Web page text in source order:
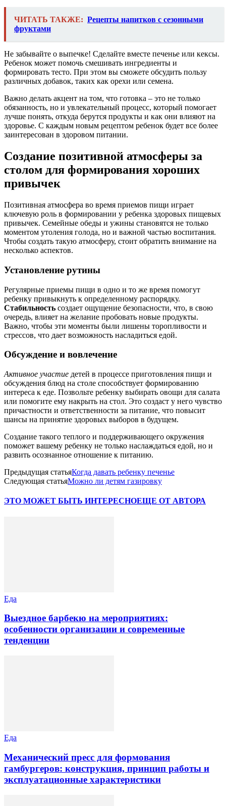
ЧИТАТЬ ТАКЖЕ: Рецепты напитков с сезонными
фруктами
Не забывайте о выпечке! Сделайте вместе печенье или кексы.
Ребенок может помочь смешивать ингредиенты и
формировать тесто. При этом вы сможете обсудить пользу
различных добавок, таких как орехи или семена.
Важно делать акцент на том, что готовка – это не только
обязанность, но и увлекательный процесс, который помогает
лучше понять, откуда берутся продукты и как они влияют на
здоровье. С каждым новым рецептом ребенок будет все более
заинтересован в здоровом питании.
Создание позитивной атмосферы за
столом для формирования хороших
привычек
Позитивная атмосфера во время приемов пищи играет
ключевую роль в формировании у ребенка здоровых пищевых
привычек. Семейные обеды и ужины становятся не только
моментом утоления голода, но и важной частью воспитания.
Чтобы создать такую атмосферу, стоит обратить внимание на
несколько аспектов.
Установление рутины
Регулярные приемы пищи в одно и то же время помогут
ребенку привыкнуть к определенному распорядку.
Стабильность создает ощущение безопасности, что, в свою
очередь, влияет на желание пробовать новые продукты.
Важно, чтобы эти моменты были лишены торопливости и
стрессов, что дает возможность насладиться едой.
Обсуждение и вовлечение
Активное участие детей в процессе приготовления пищи и
обсуждения блюд на столе способствует формированию
интереса к еде. Позвольте ребенку выбирать овощи для салата
или помогите ему накрыть на стол. Это создаст у него чувство
причастности и ответственности за питание, что повысит
шансы на принятие здоровых выборов в будущем.
Создание такого теплого и поддерживающего окружения
поможет вашему ребенку не только наслаждаться едой, но и
развить осознанное отношение к питанию.
Предыдущая статьяКогда давать ребенку печенье
Следующая статьяМожно ли детям газировку
ЭТО МОЖЕТ БЫТЬ ИНТЕРЕСНОЕЩЕ ОТ АВТОРА
Еда
Выездное барбекю на мероприятиях:
особенности организации и современные
тенденции
Еда
Механический пресс для формования
гамбургеров: конструкция, принцип работы и
эксплуатационные характеристики